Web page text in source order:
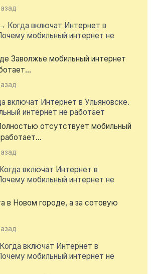
→ Когда включат Интернет в
мобильный интернет не
Заволжье мобильный интернет
включат Интернет в Ульяновске.
интернет не работает
отсутствует мобильный
Когда включат Интернет в
мобильный интернет не
в Новом городе, а за сотовую
Когда включат Интернет в
мобильный интернет не